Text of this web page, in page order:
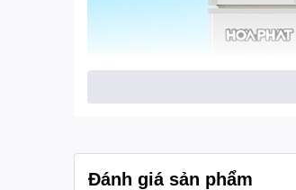
Đánh giá sản phẩm